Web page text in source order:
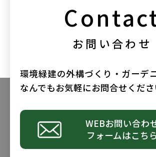
お問い合わせ
環境緑建の外構づくり・ガーデ
なんでもお気軽にお問合せくださ
WEBお問い合わ
フォームはこちら